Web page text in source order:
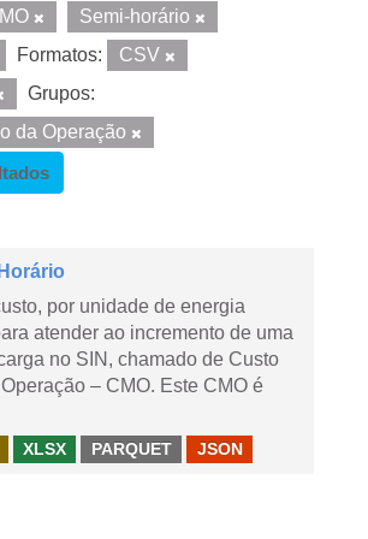
Semi-horário
Formatos:
CSV
Grupos:
da Operação
por unidade de energia
atender ao incremento de uma
no SIN, chamado de Custo
– CMO. Este CMO é
XLSX PARQUET JSON